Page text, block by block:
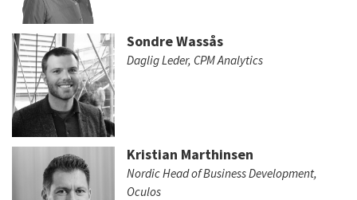
Sondre Wassås
Daglig Leder, CPM Analytics
Kristian Marthinsen
Nordic Head of Business Development,
Oculos